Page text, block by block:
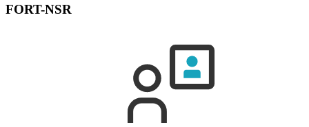
FORT-NSR